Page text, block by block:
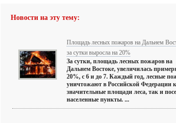
Новости на эту тему:
Площадь лесных пожаров на Дальнем
за сутки выросла на 20%
За сутки, площадь лесных пожаров на
Дальнем Востоке, увеличилась
20%, с 6 и до 7. Каждый год, лесные
уничтожают в Российской Федерации
значительные площади леса, так и
населенные пункты. ...